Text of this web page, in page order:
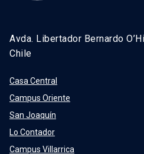
Avda. Libertador Bernardo
Chile
Casa Central
Campus Oriente
San Joaquín
Lo Contador
Campus Villarrica